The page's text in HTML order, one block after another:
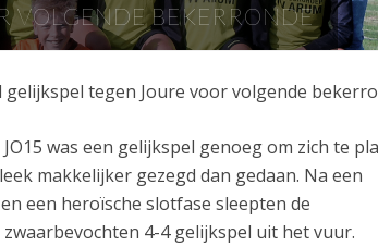
VOLGENDE BEKERRONDE
tegen Joure voor volgende
was een gelijkspel genoeg om zich te
makkelijker gezegd dan gedaan. Na een
een heroïsche slotfase sleepten de
4-4 gelijkspel uit het vuur.